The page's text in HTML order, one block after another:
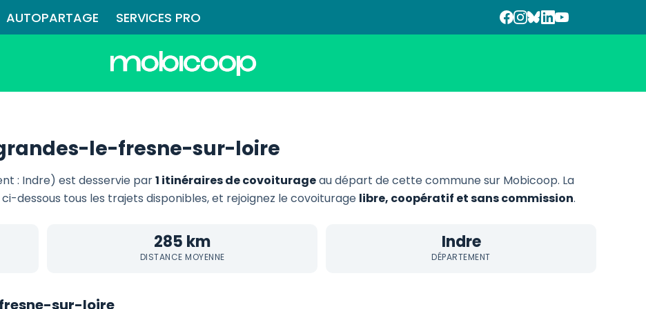
AUTOPARTAGE SERVICES PRO
le-fresne-sur-loire
: Indre) est desservie par1 itinéraires de covoiturageau départ de cette commune sur Mobicoop. La
ci-dessous tous les trajets disponibles, et rejoignez le covoiturage libre, coopératif et sans commission.
285 km
DISTANCE MOYENNE
Indre
DÉPARTEMENT
sur-loire